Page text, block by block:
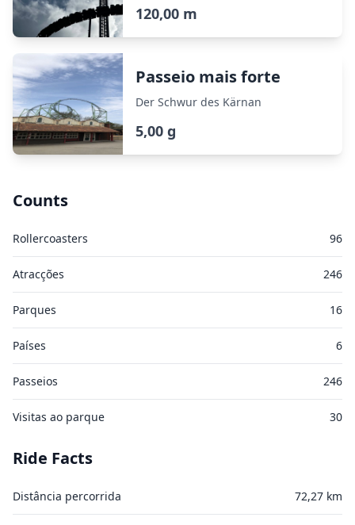
120,00 m
Passeio mais forte
Der Schwur des Kärnan
5,00 g
Counts
Rollercoasters 96
Atracções 246
Parques 16
Países 6
Passeios 246
Visitas ao parque 30
Ride Facts
Distância percorrida 72,27 km